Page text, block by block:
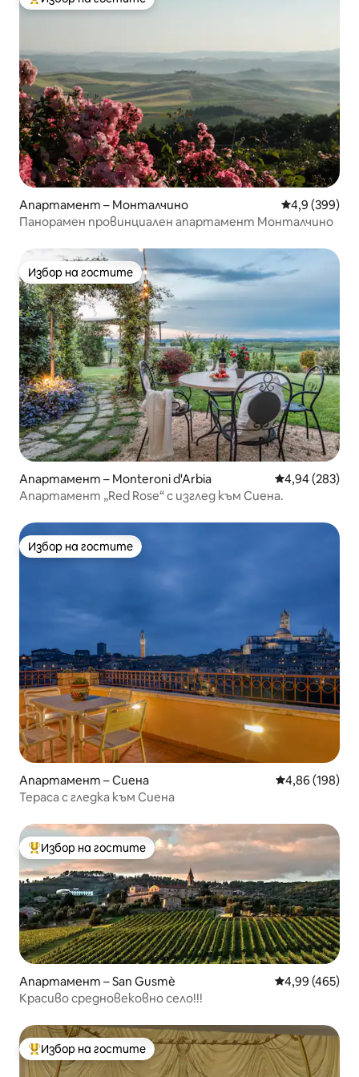
Най-популярен избор на гостите
Апартамент – Монталчино Средна
4,9 (399)
Панорамен провинциален апартамент Монталчино
Избор на гостите
Избор на гостите
Апартамент – Monteroni d'Arbia Средна
4,94 (283)
Апартамент „Red Rose“ с изглед към Сиена.
Избор на гостите
Избор на гостите
Апартамент – Сиена Средна
4,86 (198)
Тераса с гледка към Сиена
Най-популярен избор на гостите
Избор на гостите
Апартамент – San Gusmè Средна
4,99 (465)
Красиво средновековно село!!!
Най-популярен избор на гостите
Избор на гостите